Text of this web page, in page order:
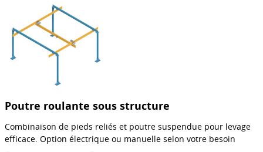
Poutre roulante sous structure
Combinaison de pieds reliés et poutre suspendue pour levage
efficace. Option électrique ou manuelle selon votre besoin